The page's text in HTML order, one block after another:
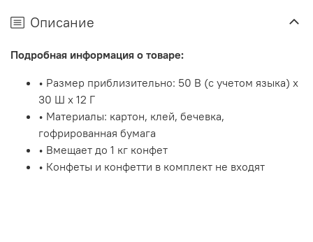
Описание
Подробная информация о товаре:
• Размер приблизительно: 50 В (с учетом языка) x
30 Ш x 12 Г
• Материалы: картон, клей, бечевка,
гофрированная бумага
• Вмещает до 1 кг конфет
• Конфеты и конфетти в комплект не входят